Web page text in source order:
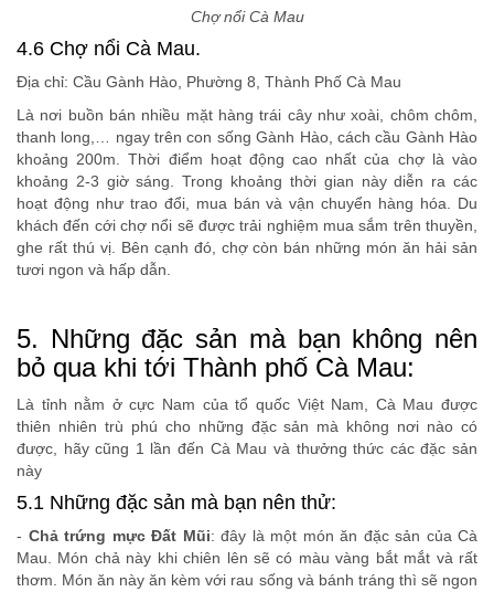
Chợ nổi Cà Mau
4.6 Chợ nổi Cà Mau.
Địa chỉ: Cầu Gành Hào, Phường 8, Thành Phố Cà Mau
Là nơi buồn bán nhiều mặt hàng trái cây như xoài, chôm chôm,
thanh long,… ngay trên con sống Gành Hào, cách cầu Gành Hào
khoảng 200m. Thời điểm hoạt động cao nhất của chợ là vào
khoảng 2-3 giờ sáng. Trong khoảng thời gian này diễn ra các
hoạt động như trao đổi, mua bán và vận chuyển hàng hóa. Du
khách đến cới chợ nổi sẽ được trải nghiệm mua sắm trên thuyền,
ghe rất thú vị. Bên cạnh đó, chợ còn bán những món ăn hải sản
tươi ngon và hấp dẫn.
5. Những đặc sản mà bạn không nên
bỏ qua khi tới Thành phố Cà Mau:
Là tỉnh nằm ở cực Nam của tổ quốc Việt Nam, Cà Mau được
thiên nhiên trù phú cho những đặc sản mà không nơi nào có
được, hãy cũng 1 lần đến Cà Mau và thưởng thức các đặc sản
này
5.1 Những đặc sản mà bạn nên thử:
- Chả trứng mực Đất Mũi: đây là một món ăn đặc sản của Cà
Mau. Món chả này khi chiên lên sẽ có màu vàng bắt mắt và rất
thơm. Món ăn này ăn kèm với rau sống và bánh tráng thì sẽ ngon